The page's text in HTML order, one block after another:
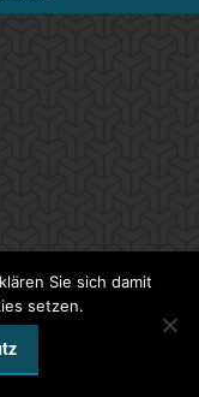
Sie sich damit
setzen.